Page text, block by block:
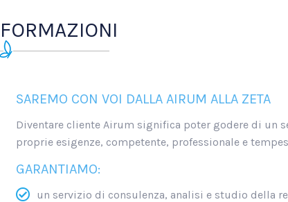
SAREMO CON VOI DALLA AIRUM ALLA ZETA
Diventare cliente Airum significa poter godere di un
proprie esigenze, competente, professionale e
GARANTIAMO:
un servizio di consulenza, analisi e studio della